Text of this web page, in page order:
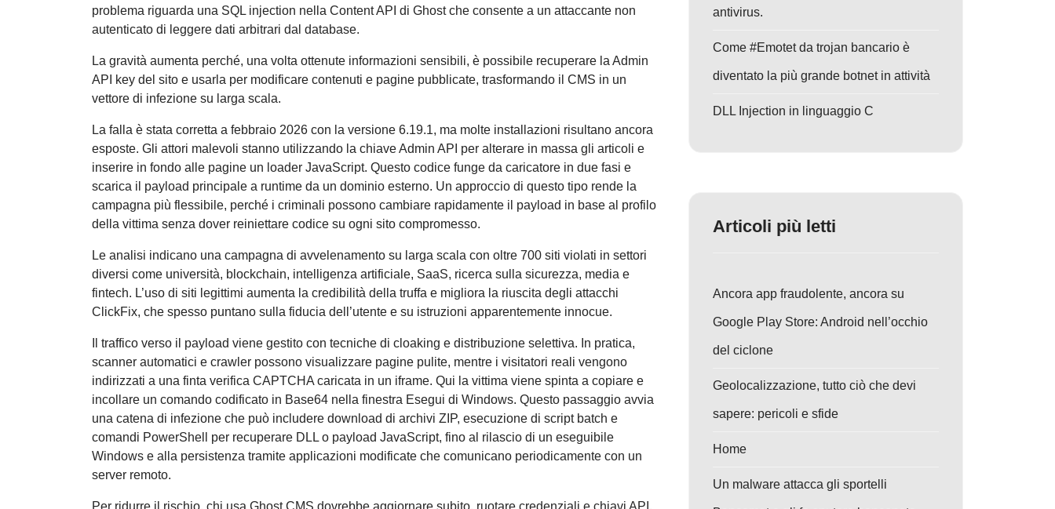
problema riguarda una SQL injection nella Content API di Ghost che consente a un attaccante non
autenticato di leggere dati arbitrari dal database.
La gravità aumenta perché, una volta ottenute informazioni sensibili, è possibile recuperare la Admin
API key del sito e usarla per modificare contenuti e pagine pubblicate, trasformando il CMS in un
vettore di infezione su larga scala.
La falla è stata corretta a febbraio 2026 con la versione 6.19.1, ma molte installazioni risultano ancora
esposte. Gli attori malevoli stanno utilizzando la chiave Admin API per alterare in massa gli articoli e
inserire in fondo alle pagine un loader JavaScript. Questo codice funge da caricatore in due fasi e
scarica il payload principale a runtime da un dominio esterno. Un approccio di questo tipo rende la
campagna più flessibile, perché i criminali possono cambiare rapidamente il payload in base al profilo
della vittima senza dover reiniettare codice su ogni sito compromesso.
Le analisi indicano una campagna di avvelenamento su larga scala con oltre 700 siti violati in settori
diversi come università, blockchain, intelligenza artificiale, SaaS, ricerca sulla sicurezza, media e
fintech. L’uso di siti legittimi aumenta la credibilità della truffa e migliora la riuscita degli attacchi
ClickFix, che spesso puntano sulla fiducia dell’utente e su istruzioni apparentemente innocue.
Il traffico verso il payload viene gestito con tecniche di cloaking e distribuzione selettiva. In pratica,
scanner automatici e crawler possono visualizzare pagine pulite, mentre i visitatori reali vengono
indirizzati a una finta verifica CAPTCHA caricata in un iframe. Qui la vittima viene spinta a copiare e
incollare un comando codificato in Base64 nella finestra Esegui di Windows. Questo passaggio avvia
una catena di infezione che può includere download di archivi ZIP, esecuzione di script batch e
comandi PowerShell per recuperare DLL o payload JavaScript, fino al rilascio di un eseguibile
Windows e alla persistenza tramite applicazioni modificate che comunicano periodicamente con un
server remoto.
antivirus.
Come #Emotet da trojan bancario è
diventato la più grande botnet in attività
DLL Injection in linguaggio C
Articoli più letti
Ancora app fraudolente, ancora su
Google Play Store: Android nell’occhio
del ciclone
Geolocalizzazione, tutto ciò che devi
sapere: pericoli e sfide
Home
Un malware attacca gli sportelli